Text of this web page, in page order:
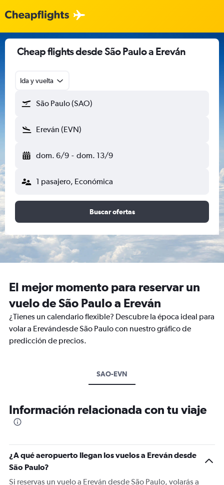
Cheap flights desde São Paulo a Ereván
Ida y vuelta
São Paulo (SAO)
Ereván (EVN)
dom. 6/9 - dom. 13/9
1 pasajero, Económica
Buscar ofertas
El mejor momento para reservar un
vuelo de São Paulo a Ereván
¿Tienes un calendario flexible? Descubre la época ideal para
volar a Erevándesde São Paulo con nuestro gráfico de
predicción de precios.
SAO-EVN
Información relacionada con tu viaje
¿A qué aeropuerto llegan los vuelos a Ereván desde
São Paulo?
Si reservas un vuelo a Ereván desde São Paulo, volarás a